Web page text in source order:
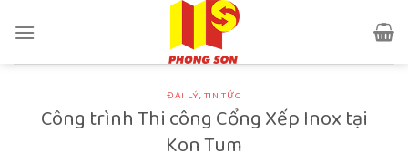
ĐẠI LÝ,TIN TỨC
Công trình Thi công Cổng Xếp Inox tại
Kon Tum